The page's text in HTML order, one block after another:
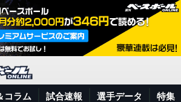
コラム 試合速報 選手データ 特集